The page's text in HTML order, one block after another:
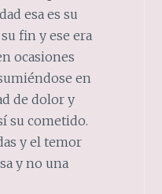
esa es su
fin y ese era
ocasiones
en
de dolor y
su cometido.
y el temor
y no una